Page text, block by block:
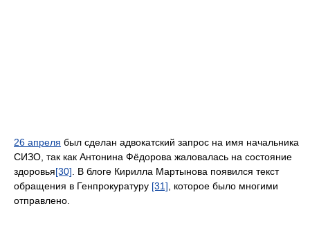
26 апреля был сделан адвокатский запрос на имя начальника
СИЗО, так как Антонина Фёдорова жаловалась на состояние
здоровья[30] . В блоге Кирилла Мартынова появился текст
обращения в Генпрокуратуру [31] , которое было многими
отправлено.